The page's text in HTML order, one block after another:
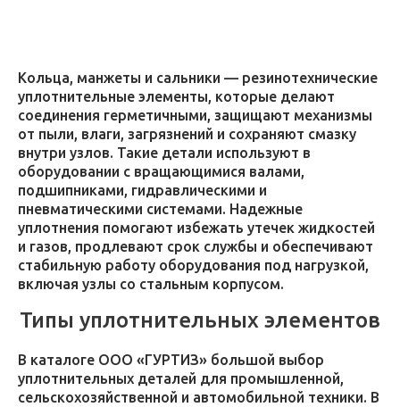
Кольца, манжеты и сальники — резинотехнические
уплотнительные элементы, которые делают
соединения герметичными, защищают механизмы
от пыли, влаги, загрязнений и сохраняют смазку
внутри узлов. Такие детали используют в
оборудовании с вращающимися валами,
подшипниками, гидравлическими и
пневматическими системами. Надежные
уплотнения помогают избежать утечек жидкостей
и газов, продлевают срок службы и обеспечивают
стабильную работу оборудования под нагрузкой,
включая узлы со стальным корпусом.
Типы уплотнительных элементов
В каталоге ООО «ГУРТИЗ» большой выбор
уплотнительных деталей для промышленной,
сельскохозяйственной и автомобильной техники. В